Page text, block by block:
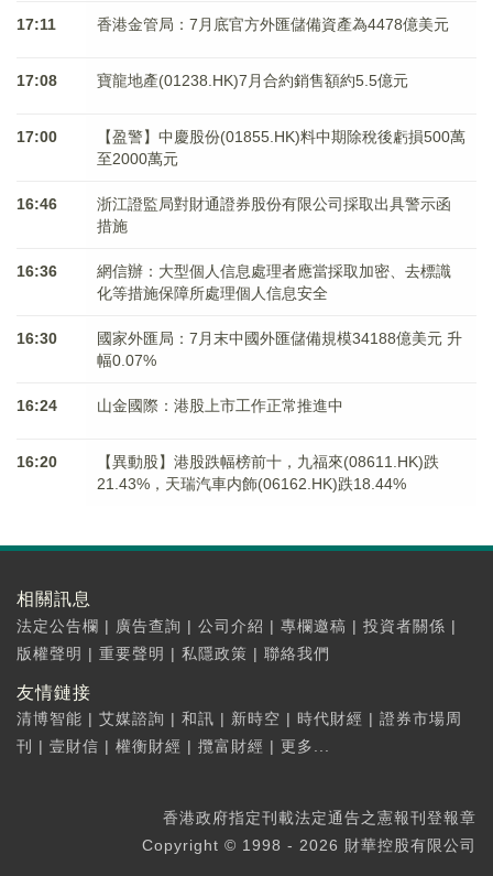
17:11 香港金管局：7月底官方外匯儲備資產為4478億美元
17:08 寶龍地產(01238.HK)7月合約銷售額約5.5億元
17:00
【盈警】中慶股份(01855.HK)料中期除稅後虧損500萬
至2000萬元
16:46
浙江證監局對財通證券股份有限公司採取出具警示函
措施
16:36
網信辦：大型個人信息處理者應當採取加密、去標識
化等措施保障所處理個人信息安全
16:30
國家外匯局：7月末中國外匯儲備規模34188億美元 升
幅0.07%
16:24 山金國際：港股上市工作正常推進中
16:20
【異動股】港股跌幅榜前十，九福來(08611.HK)跌
21.43%，天瑞汽車内飾(06162.HK)跌18.44%
相關訊息
法定公告欄 | 廣告查詢 | 公司介紹 | 專欄邀稿 | 投資者關係 |
版權聲明 | 重要聲明 | 私隱政策 | 聯絡我們
友情鏈接
清博智能 | 艾媒諮詢 | 和訊 | 新時空 | 時代財經 | 證券市場周
刊
| 壹財信 | 權衡財經 | 攬富財經 | 更多...
香港政府指定刊載法定通告之憲報刊登報章
Copyright © 1998 - 2026 財華控股有限公司